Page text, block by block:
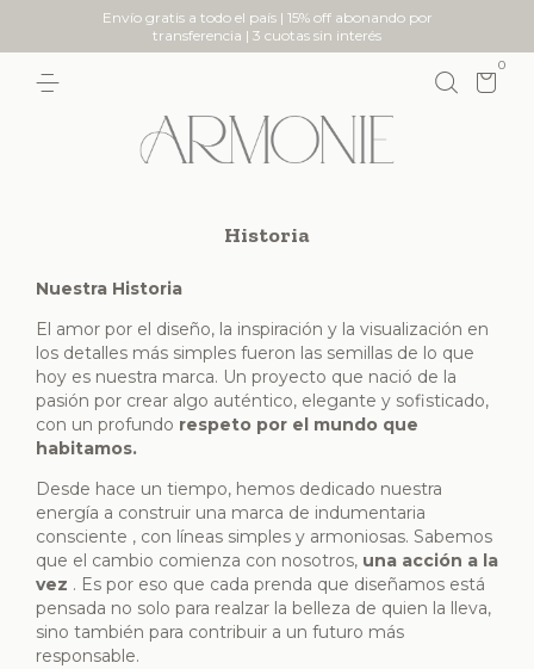
Envío gratis a todo el país | 15% off abonando por
transferencia | 3 cuotas sin interés
0
Historia
Nuestra Historia
El amor por el diseño, la inspiración y la visualización en
los detalles más simples fueron las semillas de lo que
hoy es nuestra marca. Un proyecto que nació de la
pasión por crear algo auténtico, elegante y sofisticado,
con un profundo respeto por el mundo que
habitamos.
Desde hace un tiempo, hemos dedicado nuestra
energía a construir una marca de indumentaria
consciente , con líneas simples y armoniosas. Sabemos
que el cambio comienza con nosotros, una acción a la
vez . Es por eso que cada prenda que diseñamos está
pensada no solo para realzar la belleza de quien la lleva,
sino también para contribuir a un futuro más
responsable.